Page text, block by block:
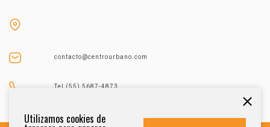
contacto@centrourbano.com
Tel (55) 5687-4873
Utilizamos cookies de